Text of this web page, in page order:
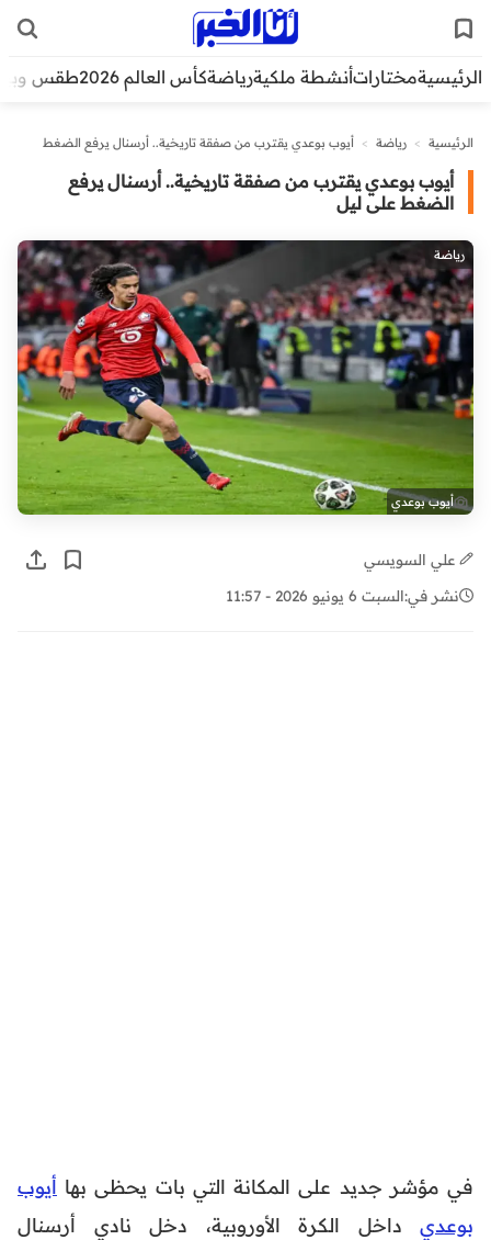
الرئيسيةمختاراتأنشطة ملكيةرياضةكأس العالم 2026 طقس
الرئيسية > رياضة > أيوب بوعدي يقترب من صفقة تاريخية.. أرسنال يرفع الضغط
أيوب بوعدي يقترب من صفقة تاريخية.. أرسنال يرفع
الضغط على ليل
رياضة
أيوب بوعدي
علي السويسي
نشر في:السبت 6 يونيو 2026 - 11:57
في مؤشر جديد على المكانة التي بات يحظى بها أيوب
بوعدي داخل الكرة الأوروبية، دخل نادي أرسنال